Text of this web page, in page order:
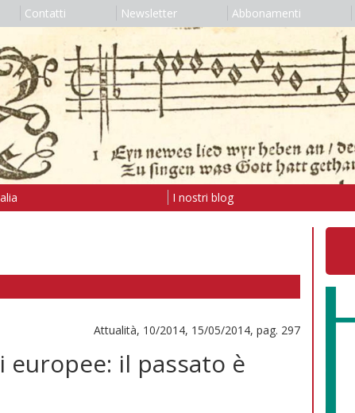
Contatti Newsletter Abbonamenti
I nostri blog
Attualità, 10/2014, 15/05/2014, pag. 297
il passato è